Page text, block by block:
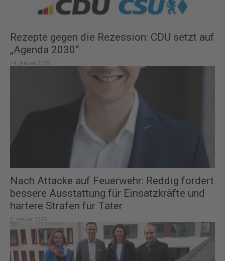
Rezepte gegen die Rezession: CDU setzt auf
„Agenda 2030“
14. Januar 2025
Nach Attacke auf Feuerwehr: Reddig fordert
bessere Ausstattung für Einsatzkräfte und
härtere Strafen für Täter
2. Januar 2025